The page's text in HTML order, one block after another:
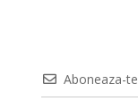
Aboneaza-te